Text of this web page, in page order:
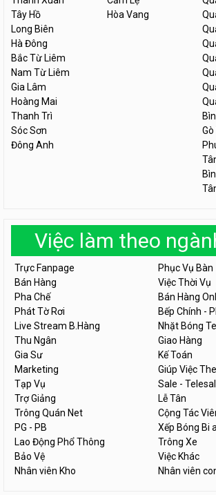
Tây Hồ
Long Biên
Hà Đông
Bắc Từ Liêm
Nam Từ Liêm
Gia Lâm
Hoàng Mai
Thanh Trì
Sóc Sơn
Đông Anh
Hòa Vang
Việc làm theo
Trực Fanpage
Phục Vụ Bàn
Bán Hàng
Việc Thời Vụ
Pha Chế
Bán Hàng
Phát Tờ Rơi
Bếp Chính -
Live Stream B.Hàng
Nhặt Bóng
Thu Ngân
Giao Hàng
Gia Sư
Kế Toán
Marketing
Giúp Việc
Tạp Vụ
Sale -
Trợ Giảng
Lễ Tân
Trông Quán Net
Cộng Tác
PG - PB
Xếp Bóng Bi a
Lao Động Phổ Thông
Trông Xe
Bảo Vệ
Việc Khác
Nhân viên Kho
Nhân viên